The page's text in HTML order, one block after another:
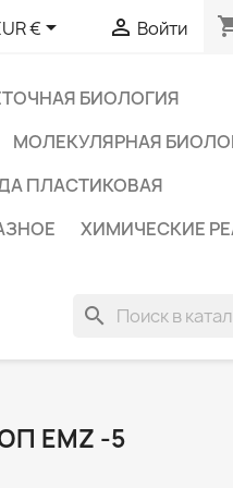
€  Войти
БИОЛОГИЯ
МОЛЕКУЛЯРНАЯ
ПЛАСТИКОВАЯ
ХИМИЧЕСКИЕ
search
EMZ -5